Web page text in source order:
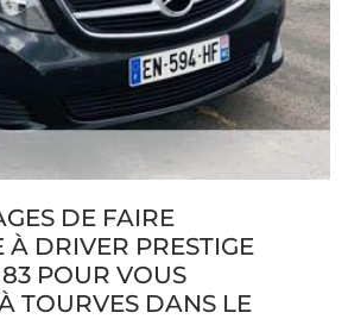
DE FAIRE
À DRIVER PRESTIGE
POUR VOUS
TOURVES DANS LE